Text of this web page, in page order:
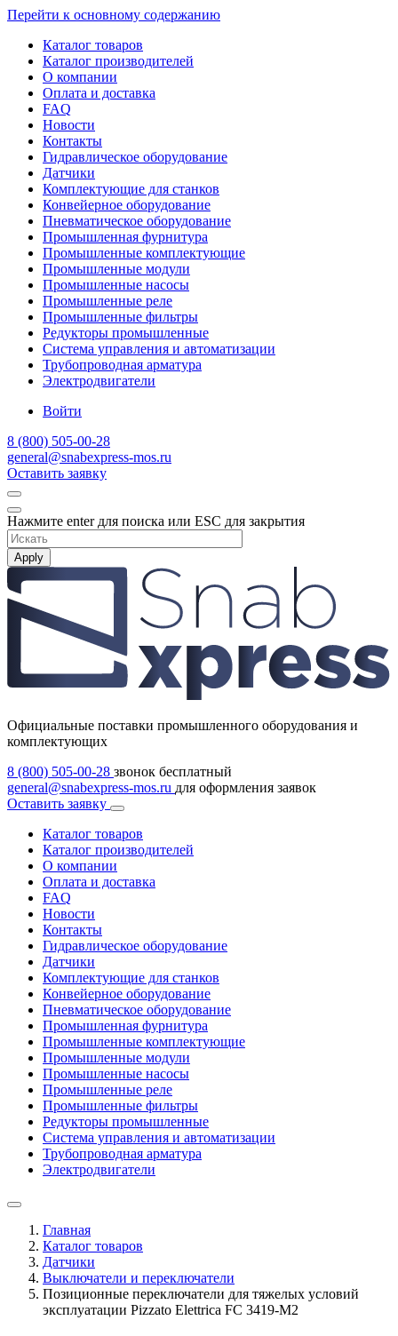
Перейти к основному содержанию
Каталог товаров
Каталог производителей
О компании
Оплата и доставка
FAQ
Новости
Контакты
Гидравлическое оборудование
Датчики
Комплектующие для станков
Конвейерное оборудование
Пневматическое оборудование
Промышленная фурнитура
Промышленные комплектующие
Промышленные модули
Промышленные насосы
Промышленные реле
Промышленные фильтры
Редукторы промышленные
Система управления и автоматизации
Трубопроводная арматура
Электродвигатели
Войти
8 (800) 505-00-28
general@snabexpress-mos.ru
Оставить заявку
Нажмите enter для поиска или ESC для закрытия
Apply
Официальные поставки промышленного оборудования и
комплектующих
8 (800) 505-00-28 звонок бесплатный
general@snabexpress-mos.ru для оформления заявок
Оставить заявку
Каталог товаров
Каталог производителей
О компании
Оплата и доставка
FAQ
Новости
Контакты
Гидравлическое оборудование
Датчики
Комплектующие для станков
Конвейерное оборудование
Пневматическое оборудование
Промышленная фурнитура
Промышленные комплектующие
Промышленные модули
Промышленные насосы
Промышленные реле
Промышленные фильтры
Редукторы промышленные
Система управления и автоматизации
Трубопроводная арматура
Электродвигатели
Главная
Каталог товаров
Датчики
Выключатели и переключатели
Позиционные переключатели для тяжелых условий
эксплуатации Pizzato Elettrica FC 3419-M2